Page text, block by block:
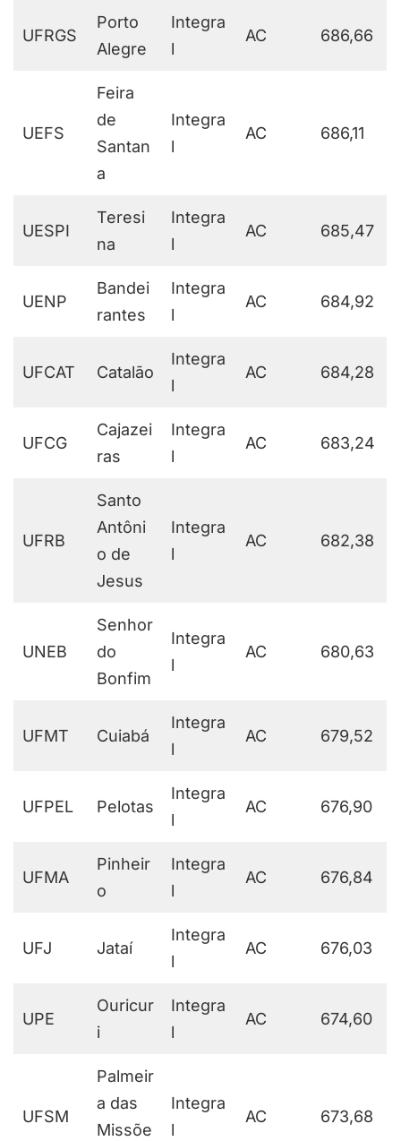
UFRGS
Porto
Alegre
Integra
l
AC 686,66
UEFS
Feira
de
Santan
a
Integra
l
AC 686,11
UESPI
Teresi
na
Integra
l
AC 685,47
UENP
Bandei
rantes
Integra
l
AC 684,92
UFCAT Catalão
Integra
l
AC 684,28
UFCG
Cajazei
ras
Integra
l
AC 683,24
UFRB
Santo
Antôni
o de
Jesus
Integra
l
AC 682,38
UNEB
Senhor
do
Bonfim
Integra
l
AC 680,63
UFMT Cuiabá
Integra
l
AC 679,52
UFPEL Pelotas
Integra
l
AC 676,90
UFMA
Pinheir
o
Integra
l
AC 676,84
UFJ Jataí
Integra
l
AC 676,03
UPE
Ouricur
i
Integra
l
AC 674,60
UFSM
Palmeir
a das
Missõe
Integra
l
AC 673,68